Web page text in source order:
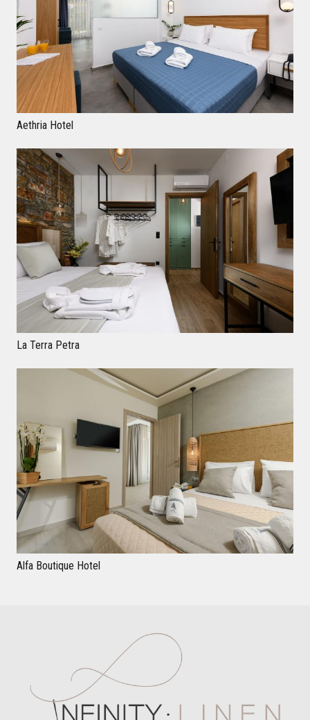
PORTFOLIO
ΕΠΙΚΟΙΝΩΝΙΑ
Aethria Hotel
La Terra Petra
Alfa Boutique Hotel